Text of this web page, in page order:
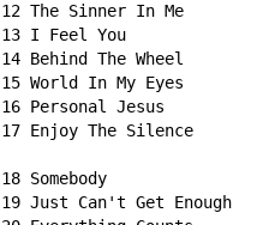
12 The Sinner In Me
13 I Feel You
14 Behind The Wheel
15 World In My Eyes
16 Personal Jesus
17 Enjoy The Silence
18 Somebody
19 Just Can't Get Enough